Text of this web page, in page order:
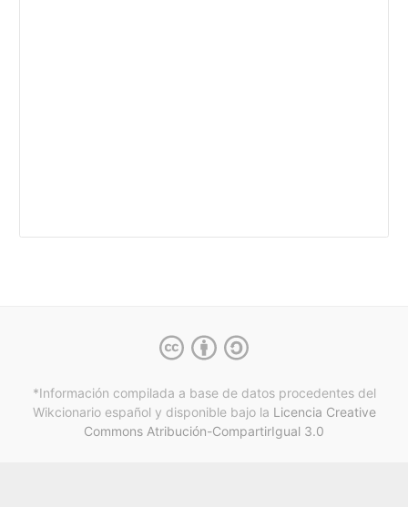
*Información compilada a base de datos procedentes del
Wikcionario español y disponible bajo la Licencia Creative
Commons Atribución-CompartirIgual 3.0